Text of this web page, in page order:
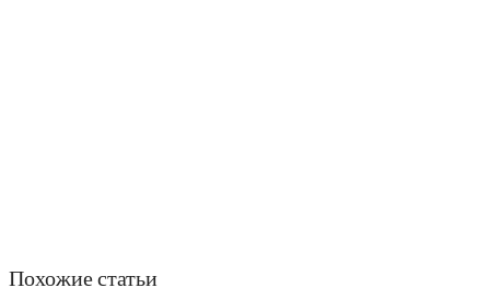
Похожие статьи